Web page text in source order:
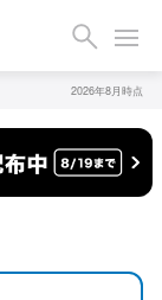
2026年8月時点